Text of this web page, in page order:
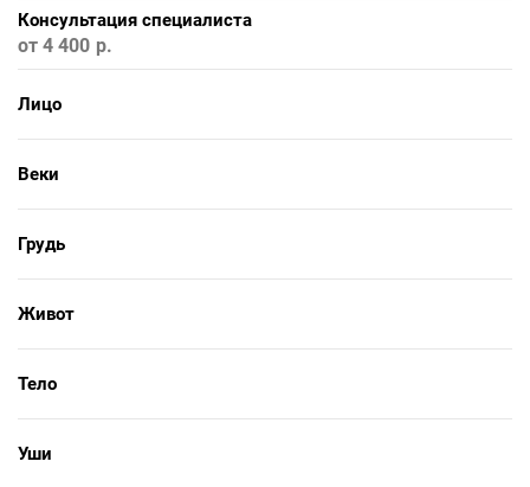
Консультация специалиста
от 4 400
Лицо
Веки
Грудь
Живот
Тело
Уши